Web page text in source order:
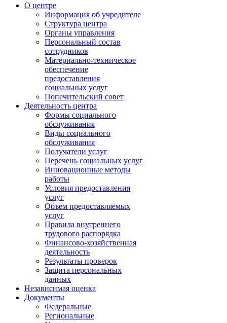
О центре
Информация об учредителе
Структура центра
Органы управления
Персональный состав
сотрудников
Материально-техническое
обеспечение
предоставления
социальных услуг
Попечительский совет
Деятельность центра
Формы социального
обслуживания
Виды социального
обслуживания
Получатели услуг
Перечень социальных услуг
Инновационные методы
работы
Условия предоставления
услуг
Объем предоставляемых
услуг
Правила внутреннего
трудового распорядка
Финансово-хозяйственная
деятельность
Результаты проверок
Защита персональных
данных
Независимая оценка
Документы
Федеральные
Региональные